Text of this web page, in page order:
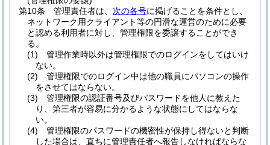
第10条
管理責任者は、 次の各号に掲げることを条件とし、
ネットワーク用クライアント等の円滑な運営のために必要
と認める利用者に対し、管理権限を委譲することができ
る。
(1)
管理作業時以外は管理権限でのログインをしてはいけ
ない。
(2)
管理権限でのログイン中は他の職員にパソコンの操作
をさせてはならない。
(3)
管理権限の認証番号及びパスワードを他人に教えた
り、第三者が容易に分かるような状態にしてはならな
い。
(4)
管理権限のパスワードの機密性が保持し得ないと判断
した場合は、直ちに管理責任者へ報告しなければならな